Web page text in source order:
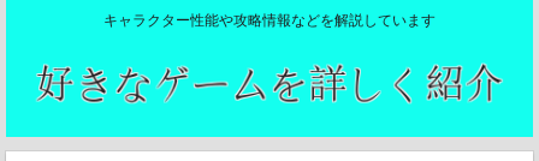
キャラクター性能や攻略情報などを解説しています